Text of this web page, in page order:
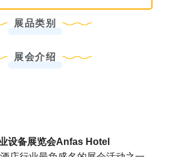
展品类别
展会介绍
设备展览会Anfas Hotel